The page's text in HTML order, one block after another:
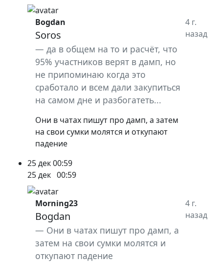
Bogdan
Soros
да в общем на то и расчёт, что
95% участников верят в дамп, но
не припоминаю когда это
сработало и всем дали закупиться
на самом дне и разбогатеть...
Они в чатах пишут про дамп, а затем
на свои сумки молятся и откупают
падение
4 г.
назад
25 дек00:59
25 дек 00:59
Morning23
Bogdan
Они в чатах пишут про дамп, а
затем на свои сумки молятся и
откупают падение
4 г.
назад